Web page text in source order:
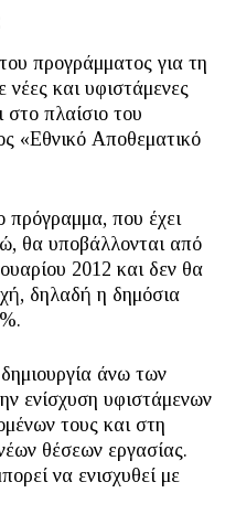
προγράμματος για τη
και υφιστάμενες
στο πλαίσιο του
«Εθνικό Αποθεματικό
πρόγραμμα, που έχει
θα υποβάλλονται από
2012 και δεν θα
δηλαδή η δημόσια
άνω των
ενίσχυση υφιστάμενων
τους και στη
θέσεων εργασίας.
να ενισχυθεί με